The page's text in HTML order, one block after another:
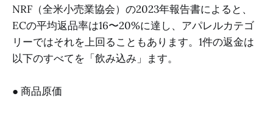
NRF（全米小売業協会）の2023年報告書によると、
ECの平均返品率は16〜20%に達し、アパレルカテゴ
リーではそれを上回ることもあります。1件の返金は
以下のすべてを「飲み込み」ます。
● 商品原価